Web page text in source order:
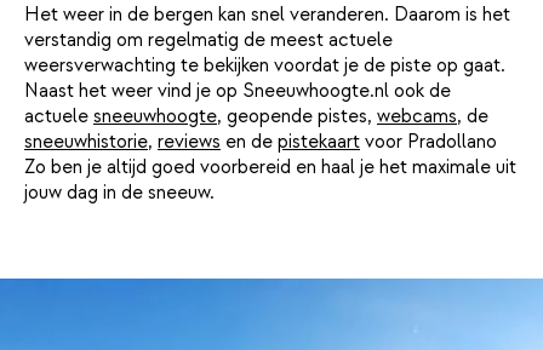
Het weer in de bergen kan snel veranderen. Daarom is het
verstandig om regelmatig de meest actuele
weersverwachting te bekijken voordat je de piste op gaat.
Naast het weer vind je op Sneeuwhoogte.nl ook de
actuele sneeuwhoogte, geopende pistes, webcams, de
sneeuwhistorie, reviews en de pistekaart voor Pradollano
Zo ben je altijd goed voorbereid en haal je het maximale uit
jouw dag in de sneeuw.